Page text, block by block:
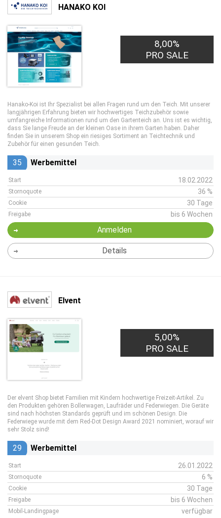
HANAKO KOI
8,00%
PRO SALE
Hanako-Koi ist Ihr Spezialist bei allen Fragen rund um den Teich. Mit unserer
langjährigen Erfahrung bieten wir hochwertiges Teichzubehör sowie
umfangreiche Informationen rund um den Gartenteich an. Uns ist es wichtig,
dass Sie lange Freude an der kleinen Oase in ihrem Garten haben. Daher
finden Sie in unserem Shop ein riesiges Sortiment an Teichtechnik und
Zubehör für einen gesunden Teich.
35 Werbemittel
Start 18.02.2022
Stornoquote 36 %
Cookie 30 Tage
Freigabe bis 6 Wochen
Anmelden
Details
Elvent
5,00%
PRO SALE
Der elvent Shop bietet Familien mit Kindern hochwertige Freizeit-Artikel. Zu
den Produkten gehören Bollerwagen, Laufräder und Federwiegen. Die Geräte
sind nach höchsten Standards geprüft und im schönen Design. Die
Federwiege wurde mit dem Red-Dot Design Award 2021 nominiert, worauf wir
sehr Stolz sind!
29 Werbemittel
Start 26.01.2022
Stornoquote 6 %
Cookie 30 Tage
Freigabe bis 6 Wochen
Mobil-Landingpage verfügbar